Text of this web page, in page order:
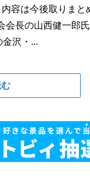
容は今後取りま
長の山西健一郎
沢・...